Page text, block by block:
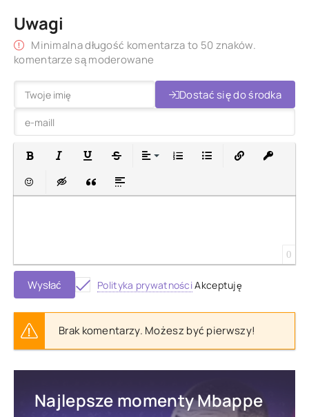
Uwagi
Minimalna długość komentarza to 50 znaków.
komentarze są moderowane
Dostać się do środka
Bold Italic UnderlineStrikethrough
Align Ordered ListUnordered List
Insert LinkInsert
EmoticonsInsert hidden text
Insert QuoteInsert spoiler
0
Wysłać Polityka prywatnościAkceptuję
Brak komentarzy. Możesz być pierwszy!
Najlepsze momenty Mbappe